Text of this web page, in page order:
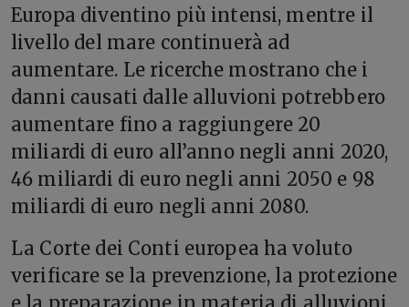
Europa diventino più intensi, mentre il
livello del mare continuerà ad
aumentare. Le ricerche mostrano che i
danni causati dalle alluvioni potrebbero
aumentare fino a raggiungere 20
miliardi di euro all’anno negli anni 2020,
46 miliardi di euro negli anni 2050 e 98
miliardi di euro negli anni 2080.
La Corte dei Conti europea ha voluto
verificare se la prevenzione, la protezione